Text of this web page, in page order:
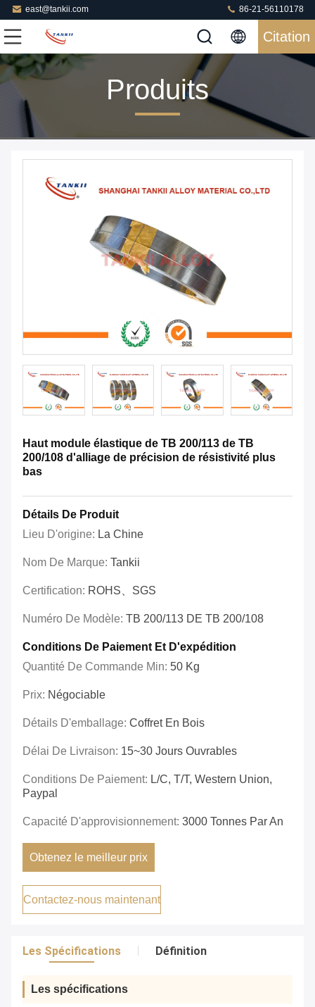
east@tankii.com 86-21-56110178
Citation
Produits
Haut module élastique de TB 200/113 de TB
200/108 d'alliage de précision de résistivité plus
bas
Détails De Produit
Lieu D'origine: La Chine
Nom De Marque: Tankii
Certification: ROHS、SGS
Numéro De Modèle: TB 200/113 DE TB 200/108
Conditions De Paiement Et D'expédition
Quantité De Commande Min: 50 Kg
Prix: Négociable
Détails D'emballage: Coffret En Bois
Délai De Livraison: 15~30 Jours Ouvrables
Conditions De Paiement: L/C, T/T, Western Union,
Paypal
Capacité D'approvisionnement: 3000 Tonnes Par An
Obtenez le meilleur prix
Contactez-nous maintenant
Les Spécifications Définition
Les spécifications